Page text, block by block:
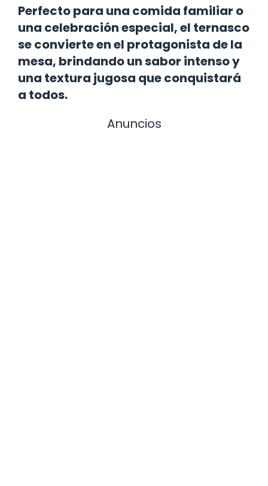
Perfecto para una comida familiar o
una celebración especial, el ternasco
se convierte en el protagonista de la
mesa, brindando un sabor intenso y
una textura jugosa que conquistará
a todos.
Anuncios